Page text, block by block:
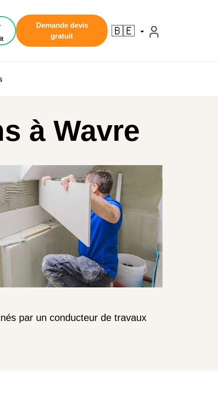
Demande devis
gratuit
🇧🇪
à Wavre
par un conducteur de travaux